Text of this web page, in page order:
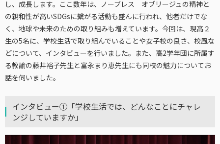
し、成長します。ここ数年は、ノーブレス オブリージュの精神と
の親和性が高いSDGsに繋がる活動も盛んに行われ、他者だけでな
く、地球や未来のための取り組みも増えています。今回は、現高２
生の5名に、学校生活で取り組んでいることや女子校の良さ、校風な
どについて、インタビューを行いました。また、高2学年団に所属す
る教諭の藤井裕子先生と富永まり恵先生にも同校の魅力についてお
話を伺いました。
インタビュー①「学校生活では、どんなことにチャレ
ンジしていますか」